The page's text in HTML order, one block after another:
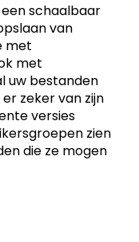
schaalbaar
van
met
met
uw bestanden
zeker van zijn
versies
zien
die ze mogen